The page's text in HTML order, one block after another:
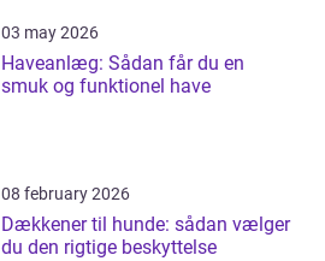
03 may 2026
Haveanlæg: Sådan får du en
smuk og funktionel have
08 february 2026
Dækkener til hunde: sådan vælger
du den rigtige beskyttelse